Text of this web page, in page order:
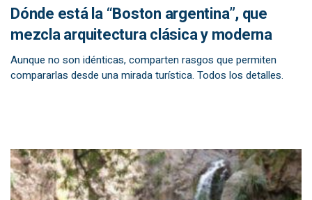
Dónde está la “Boston argentina”, que
mezcla arquitectura clásica y moderna
Aunque no son idénticas, comparten rasgos que permiten
compararlas desde una mirada turística. Todos los detalles.